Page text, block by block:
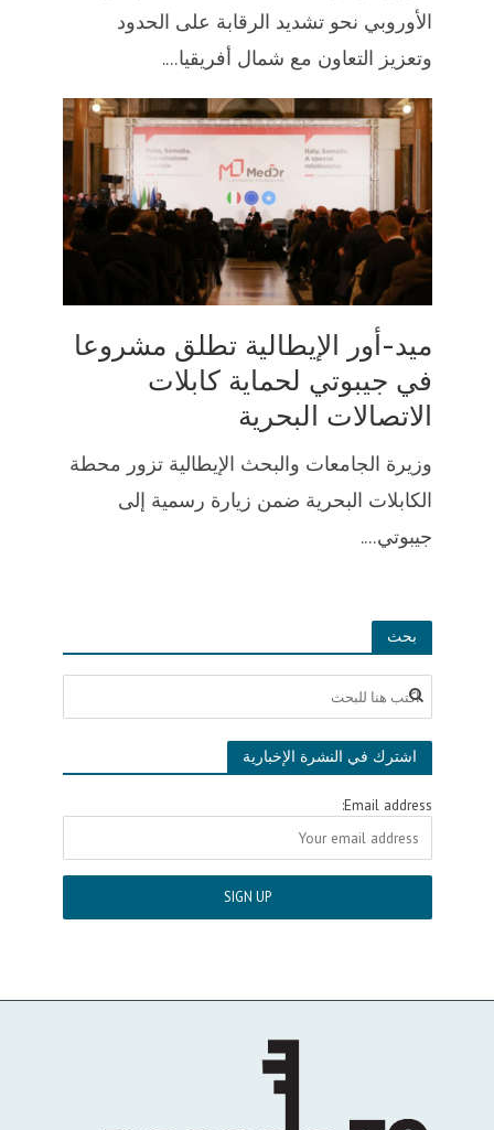
الأوروبي نحو تشديد الرقابة على الحدود
وتعزيز التعاون مع شمال أفريقيا....
ميد-أور الإيطالية تطلق مشروعا
في جيبوتي لحماية كابلات
الاتصالات البحرية
وزيرة الجامعات والبحث الإيطالية تزور محطة
الكابلات البحرية ضمن زيارة رسمية إلى
جيبوتي....
بحث
اشترك في النشرة الإخبارية
Email address: